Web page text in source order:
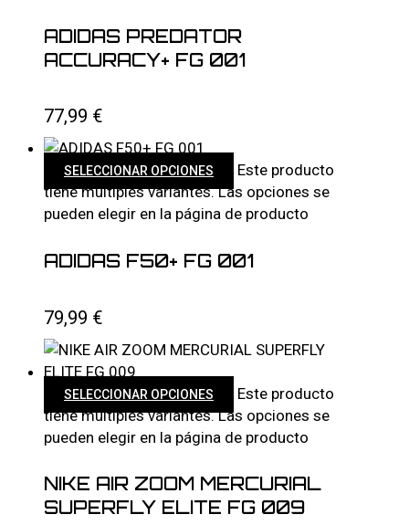
ADIDAS PREDATOR
ACCURACY+ FG 001
77,99 €
SELECCIONAR OPCIONES
Este producto
tiene múltiples variantes. Las opciones se
pueden elegir en la página de producto
ADIDAS F50+ FG 001
79,99 €
SELECCIONAR OPCIONES
Este producto
tiene múltiples variantes. Las opciones se
pueden elegir en la página de producto
NIKE AIR ZOOM MERCURIAL
SUPERFLY ELITE FG 009